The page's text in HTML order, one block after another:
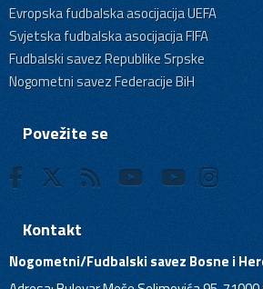
Evropska fudbalska asocijacija UEFA
Svjetska fudbalska asocijacija FIFA
Fudbalski savez Republike Srpske
Nogometni savez Federacije BiH
Povežite se
Kontakt
Nogometni/Fudbalski savez Bosne i